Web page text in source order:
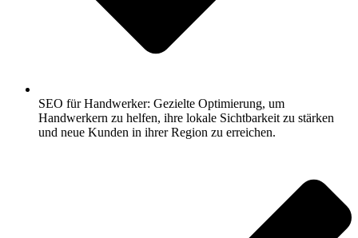
SEO für Handwerker: Gezielte Optimierung, um
Handwerkern zu helfen, ihre lokale Sichtbarkeit zu stärken
und neue Kunden in ihrer Region zu erreichen.